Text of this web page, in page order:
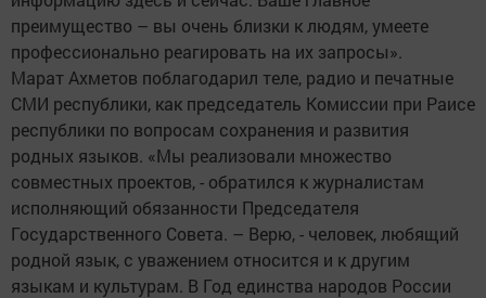
преимущество – вы очень близки к людям, умеете
профессионально реагировать на их запросы».
Марат Ахметов поблагодарил теле, радио и печатные
СМИ республики, как председатель Комиссии при Раисе
республики по вопросам сохранения и развития
родных языков. «Мы реализовали множество
совместных проектов, - обратился к журналистам
исполняющий обязанности Председателя
Государственного Совета. – Верю, - человек, любящий
родной язык, с уважением относится и к другим
языкам и культурам. В Год единства народов России